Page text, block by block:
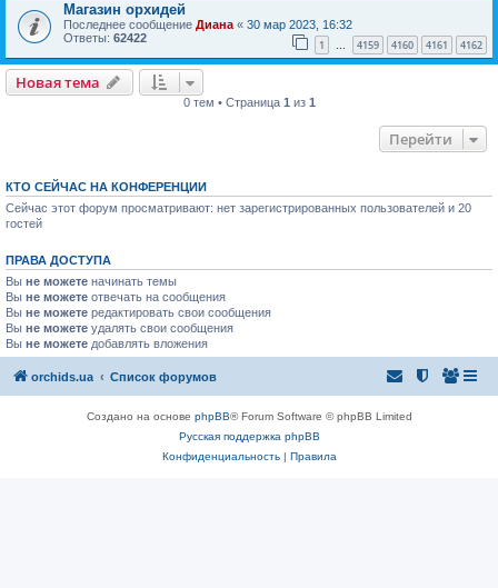
Магазин орхидей
Последнее сообщение Диана « 30 мар 2023, 16:32
Ответы: 62422 1 … 4159 4160 4161 4162
Новая тема
0 тем • Страница 1 из 1
Перейти
КТО СЕЙЧАС НА КОНФЕРЕНЦИИ
Сейчас этот форум просматривают: нет зарегистрированных пользователей и 20
гостей
ПРАВА ДОСТУПА
Вы не можете начинать темы
Вы не можете отвечать на сообщения
Вы не можете редактировать свои сообщения
Вы не можете удалять свои сообщения
Вы не можете добавлять вложения
orchids.ua Список форумов
Создано на основе phpBB® Forum Software © phpBB Limited
Русская поддержка phpBB
Конфиденциальность| Правила